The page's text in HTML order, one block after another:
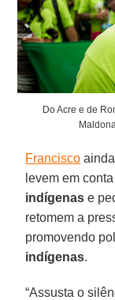
Do Acre e de
Francisco
levem em
indígenas e
retomem a
promovendo
indígenas.
“Assusta o